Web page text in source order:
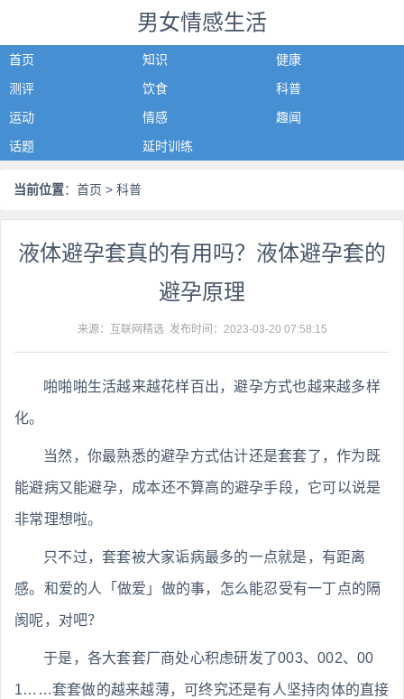
男女情感生活
首页 知识
健康
测评
饮食
科普
运动
情感
趣闻
话题
延时训练
当前位置： 首页 > 科普
液体避孕套真的有用吗？液体避孕套的
避孕原理
来源：互联网精选 发布时间： 2023-03-20 07:58:15
啪啪啪生活越来越花样百出，避孕方式也越来越多样
化。
当然，你最熟悉的避孕方式估计还是套套了，作为既
能避病又能避孕，成本还不算高的避孕手段，它可以说是
非常理想啦。
只不过，套套被大家诟病最多的一点就是，有距离
感。和爱的人「做爱」做的事，怎么能忍受有一丁点的隔
阂呢，对吧？
于是，各大套套厂商处心积虑研发了003、002、00
1……套套做的越来越薄，可终究还是有人坚持肉体的直接